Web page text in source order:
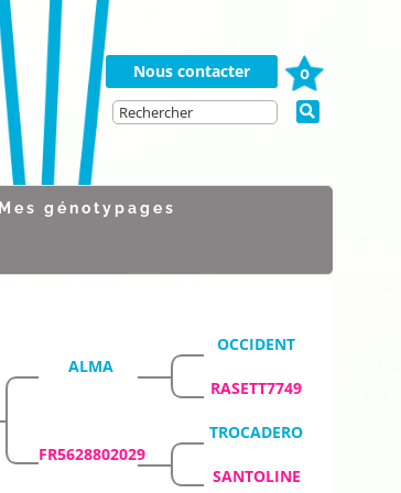
Nous contacter
0
Mes génotypages
ALMA
OCCIDENT
RASETT7749
FR5628802029
TROCADERO
SANTOLINE